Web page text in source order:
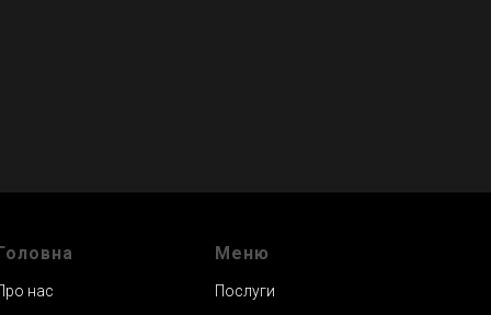
Головна
нас
Меню
Послуги